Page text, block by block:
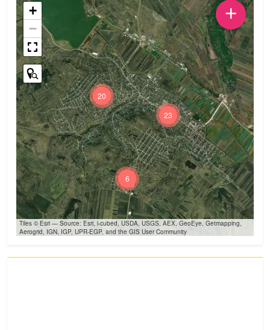
23
20
6
+
−
Tiles © Esri — Source: Esri, i-cubed, USDA, USGS, AEX, GeoEye, Getmapping,
Aerogrid, IGN, IGP, UPR-EGP, and the GIS User Community
+